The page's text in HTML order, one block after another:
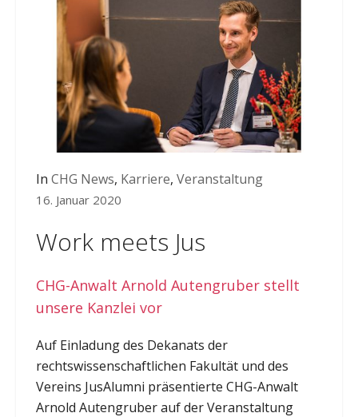
In CHG News, Karriere, Veranstaltung
16. Januar 2020
Work meets Jus
CHG-Anwalt Arnold Autengruber stellt
unsere Kanzlei vor
Auf Einladung des Dekanats der
rechtswissenschaftlichen Fakultät und des
Vereins JusAlumni präsentierte CHG-Anwalt
Arnold Autengruber auf der Veranstaltung